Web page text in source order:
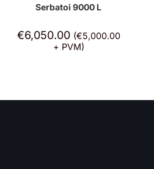
Serbatoi 9000 L
€6,050.00 (€5,000.00
+ PVM)